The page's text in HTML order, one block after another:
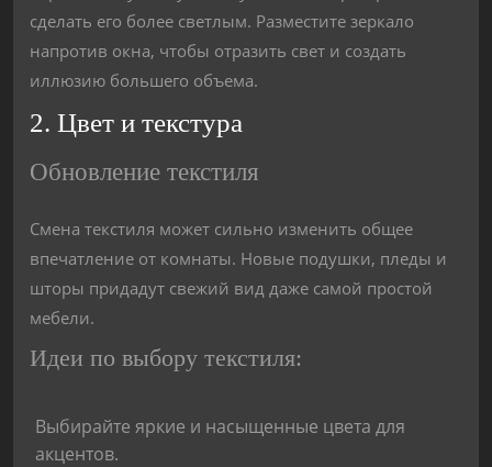
сделать его более светлым. Разместите зеркало
напротив окна, чтобы отразить свет и создать
иллюзию большего объема.
2. Цвет и текстура
Обновление текстиля
Смена текстиля может сильно изменить общее
впечатление от комнаты. Новые подушки, пледы и
шторы придадут свежий вид даже самой простой
мебели.
Идеи по выбору текстиля:
Выбирайте яркие и насыщенные цвета для
акцентов.